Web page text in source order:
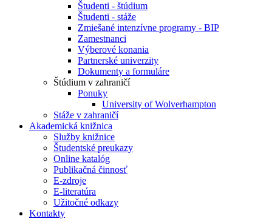
Študenti - štúdium
Študenti - stáže
Zmiešané intenzívne programy - BIP
Zamestnanci
Výberové konania
Partnerské univerzity
Dokumenty a formuláre
Štúdium v zahraničí
Ponuky
University of Wolverhampton
Stáže v zahraničí
Akademická knižnica
Služby knižnice
Študentské preukazy
Online katalóg
Publikačná činnosť
E-zdroje
E-literatúra
Užitočné odkazy
Kontakty